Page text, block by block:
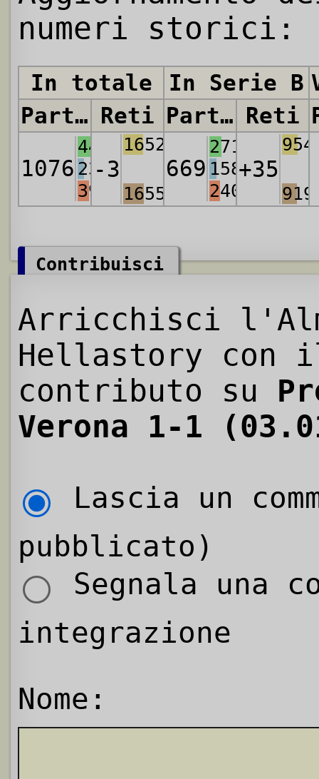
numeri storici:
In totale In Serie B
Partite Reti Partite Reti
1076
443
236
397
-3
1652
1655
669
271
158
240
+35
954
919
Contribuisci
Arricchisci
Hellastory con
contributo su
Verona 1-1
Lascia un
pubblicato)
Segnala una
integrazione
Nome: